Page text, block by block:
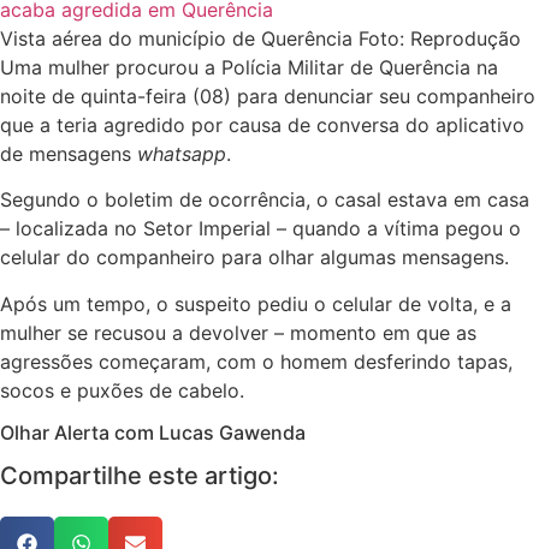
Vista aérea do município de Querência Foto: Reprodução
Uma mulher procurou a Polícia Militar de Querência na
noite de quinta-feira (08) para denunciar seu companheiro
que a teria agredido por causa de conversa do aplicativo
de mensagens whatsapp.
Segundo o boletim de ocorrência, o casal estava em casa
– localizada no Setor Imperial – quando a vítima pegou o
celular do companheiro para olhar algumas mensagens.
Após um tempo, o suspeito pediu o celular de volta, e a
mulher se recusou a devolver – momento em que as
agressões começaram, com o homem desferindo tapas,
socos e puxões de cabelo.
Olhar Alerta com Lucas Gawenda
Compartilhe este artigo: